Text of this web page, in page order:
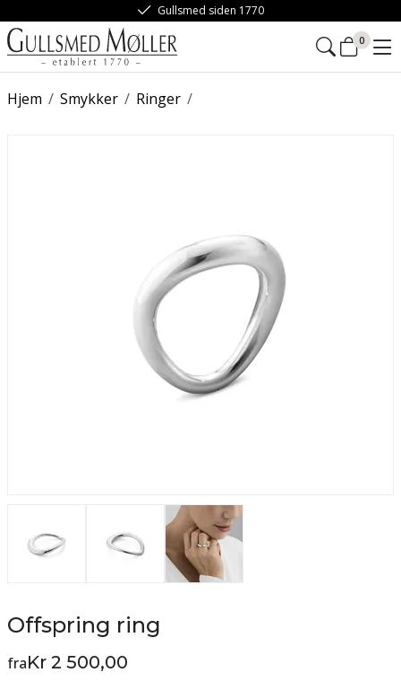
Gullsmed siden 1770
0
/
Hjem /
Smykker /
Ringer
Offspring ring
fraKr 2 500,00